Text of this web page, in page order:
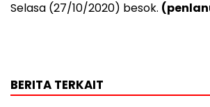
Selasa (27/10/2020) besok.
BERITA TERKAIT